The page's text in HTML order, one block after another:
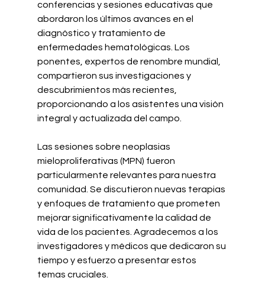
conferencias y sesiones educativas que
abordaron los últimos avances en el
diagnóstico y tratamiento de
enfermedades hematológicas. Los
ponentes, expertos de renombre mundial,
compartieron sus investigaciones y
descubrimientos más recientes,
proporcionando a los asistentes una visión
integral y actualizada del campo.
Las sesiones sobre neoplasias
mieloproliferativas (MPN) fueron
particularmente relevantes para nuestra
comunidad. Se discutieron nuevas terapias
y enfoques de tratamiento que prometen
mejorar significativamente la calidad de
vida de los pacientes. Agradecemos a los
investigadores y médicos que dedicaron su
tiempo y esfuerzo a presentar estos
temas cruciales.